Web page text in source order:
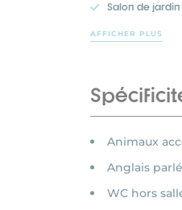
Salon de jardin
AFFICHER PLUS
Animaux
Anglais parlé
WC hors